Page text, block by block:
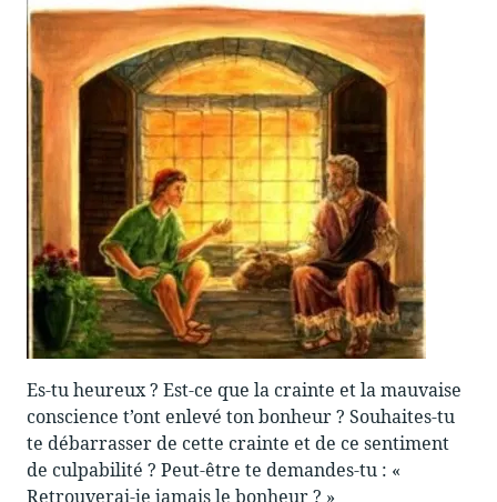
Es-tu heureux ? Est-ce que la crainte et la mauvaise
conscience t’ont enlevé ton bonheur ? Souhaites-tu
te débarrasser de cette crainte et de ce sentiment
de culpabilité ? Peut-être te demandes-tu : «
Retrouverai-je jamais le bonheur ? »